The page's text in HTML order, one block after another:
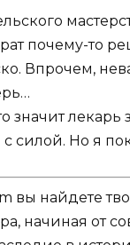
почему-то
Впрочем,
значит лекарь
силой. Но я
вы найдете
начиная от